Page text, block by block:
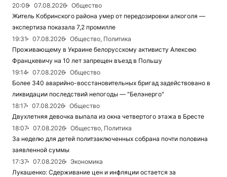
20:08
07.08.2026
Общество
Житель Кобринского района умер от передозировки алкоголя —
экспертиза показала 7,2 промилле
19:31
07.08.2026
Общество, Политика
Проживающему в Украине белорусскому активисту Алексею
Францкевичу на 10 лет запрещен въезд в Польшу
19:14
07.08.2026
Общество
Более 340 аварийно-восстановительных бригад задействовано в
ликвидации последствий непогоды — "Белэнерго"
18:17
07.08.2026
Общество
Двухлетняя девочка выпала из окна четвертого этажа в Бресте
18:07
07.08.2026
Общество, Политика
За неделю для детей политзаключенных собрана почти половина
заявленной суммы
17:37
07.08.2026
Экономика
Лукашенко: Сдерживание цен и инфляции остается за